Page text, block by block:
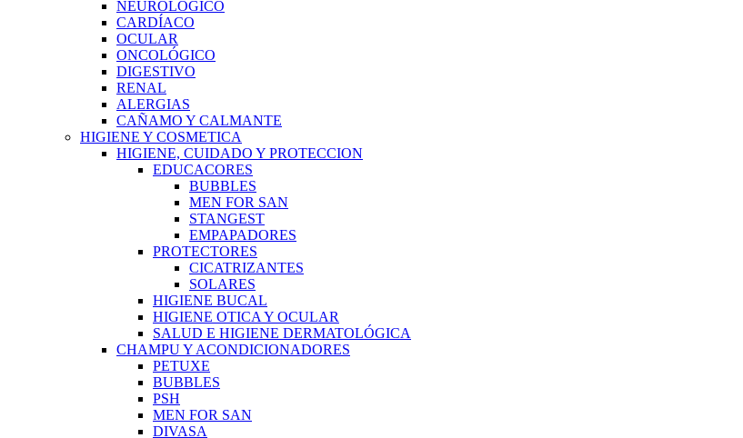
NEURÓLOGICO
CARDÍACO
OCULAR
ONCOLÓGICO
DIGESTIVO
RENAL
ALERGIAS
CAÑAMO Y CALMANTE
HIGIENE Y COSMETICA
HIGIENE, CUIDADO Y PROTECCION
EDUCACORES
BUBBLES
MEN FOR SAN
STANGEST
EMPAPADORES
PROTECTORES
CICATRIZANTES
SOLARES
HIGIENE BUCAL
HIGIENE OTICA Y OCULAR
SALUD E HIGIENE DERMATOLÓGICA
CHAMPU Y ACONDICIONADORES
PETUXE
BUBBLES
PSH
MEN FOR SAN
DIVASA